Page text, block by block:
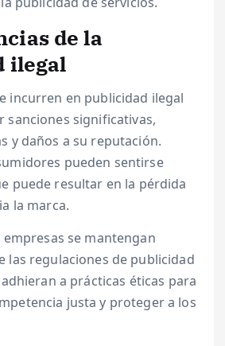
de la
ilegal
incurren en publicidad ilegal
sanciones significativas,
y daños a su reputación.
pueden sentirse
puede resultar en la pérdida
la marca.
empresas se mantengan
las regulaciones de publicidad
a prácticas éticas para
justa y proteger a los